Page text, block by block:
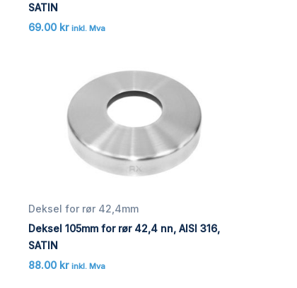
SATIN
69.00 kr inkl. Mva
Deksel for rør 42,4mm
Deksel 105mm for rør 42,4 nn, AISI 316,
SATIN
88.00 kr inkl. Mva